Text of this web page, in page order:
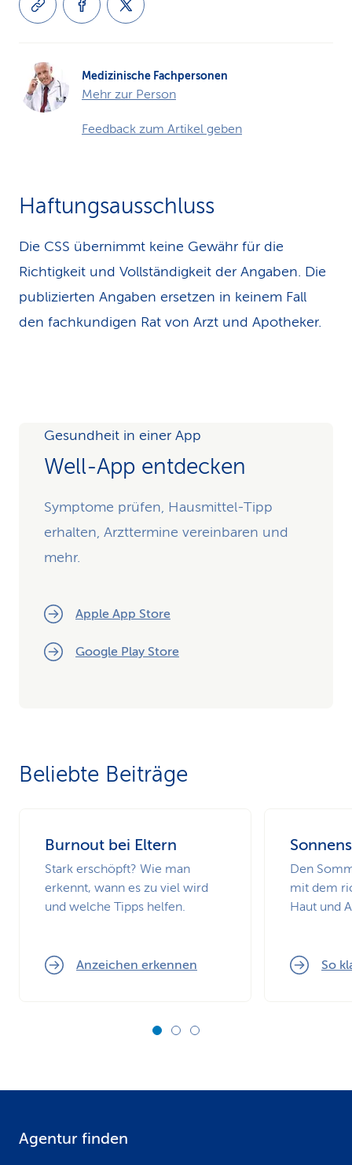
Medizinische Fachpersonen
Mehr zur Person
Feedback zum Artikel geben
Haftungsausschluss
Die CSS übernimmt keine Gewähr für die
Richtigkeit und Vollständigkeit der Angaben. Die
publizierten Angaben ersetzen in keinem Fall
den fachkundigen Rat von Arzt und Apotheker.
Gesundheit in einer App
Well-App entdecken
Symptome prüfen, Hausmittel-Tipp
erhalten, Arzttermine vereinbaren und
mehr.
Apple App Store
Google Play Store
Beliebte Beiträge
Burnout bei Eltern
Stark erschöpft? Wie man
erkennt, wann es zu viel wird
und welche Tipps helfen.
Anzeichen erkennen
Den
mit dem
Haut und
So
Agentur finden